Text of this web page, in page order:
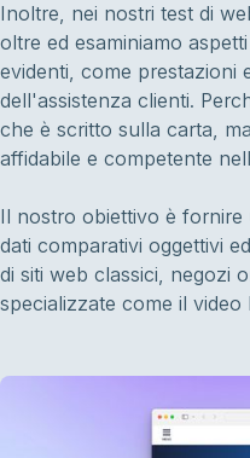
Inoltre, nei nostri test di
oltre ed esaminiamo
evidenti, come prestazioni
dell'assistenza clienti.
che è scritto sulla carta,
affidabile e competente
Il nostro obiettivo è fornire
dati comparativi oggettivi
di siti web classici, negozi
specializzate come il video